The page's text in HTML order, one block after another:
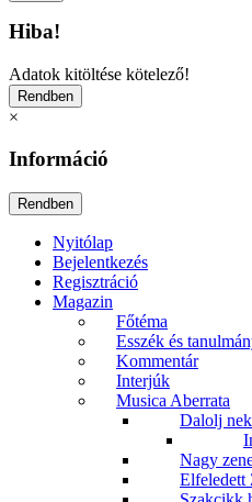
Hiba!
Adatok kitöltése kötelező!
×
Információ
Nyitólap
Bejelentkezés
Regisztráció
Magazin
Főtéma
Esszék és
Kommentár
Interjúk
Musica Aberrata
Dalolj
Nagy
Elfeledett